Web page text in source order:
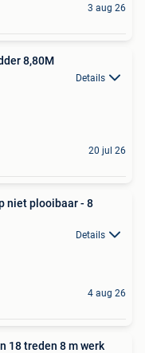
3 aug 26
8,80M
Details
20 jul 26
niet plooibaar - 8
Details
4 aug 26
18 treden 8 m werk